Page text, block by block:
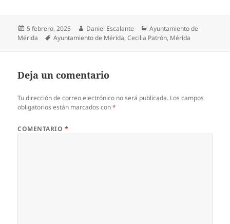
Publicado
el
5 febrero, 2025 Autor
Daniel Escalante Categorías
Ayuntamiento de
Mérida
Etiquetas
Ayuntamiento de Mérida,Cecilia Patrón, Mérida
Deja un comentario
Tu dirección de correo electrónico no será publicada. Los campos
obligatorios están marcados con*
COMENTARIO *